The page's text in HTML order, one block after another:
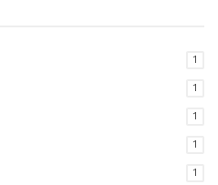
1
1
1
1
1